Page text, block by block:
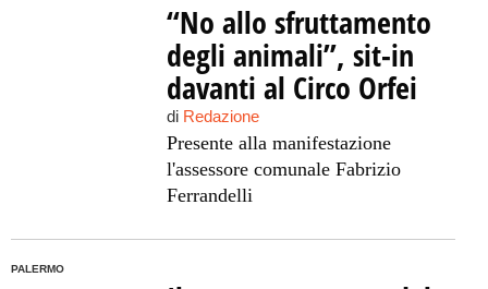
“No allo sfruttamento
degli animali”, sit-in
davanti al Circo Orfei
di Redazione
Presente alla manifestazione
l'assessore comunale Fabrizio
Ferrandelli
PALERMO